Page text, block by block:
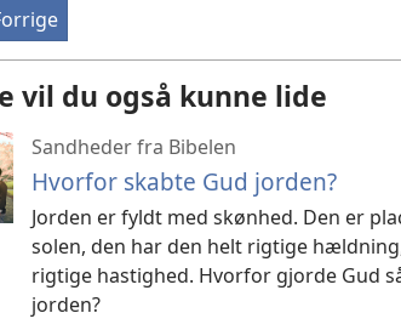
vil du også kunne lide
Sandheder fra Bibelen
Hvorfor skabte Gud jorden?
Jorden er fyldt med skønhed. Den er
solen, den har den helt rigtige
rigtige hastighed. Hvorfor gjorde Gud
jorden?